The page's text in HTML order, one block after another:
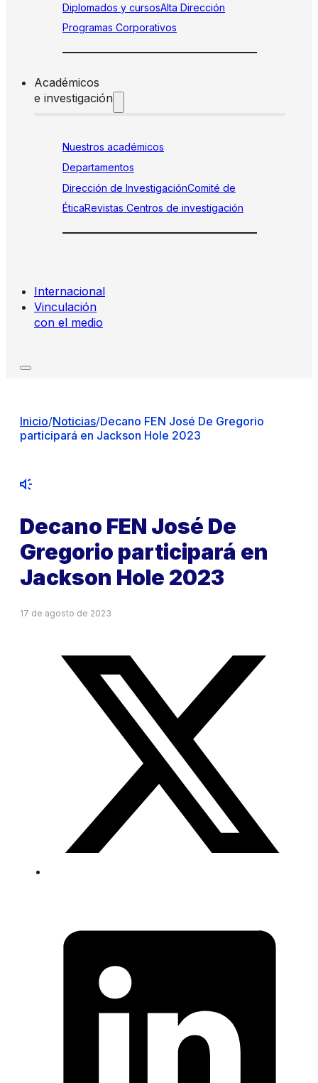
Diplomados y cursosAlta Dirección
Programas Corporativos
Académicos
e investigación
Nuestros académicos
Departamentos
Dirección de InvestigaciónComité de
ÉticaRevistas Centros de investigación
Internacional
Vinculación
con el medio
Inicio/Noticias/Decano FEN José De Gregorio
participará en Jackson Hole 2023
Decano FEN José De
Gregorio participará en
Jackson Hole 2023
17 de agosto de 2023